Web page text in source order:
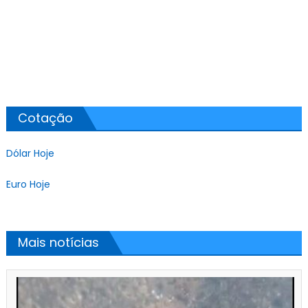
Cotação
Dólar Hoje
Euro Hoje
Mais notícias